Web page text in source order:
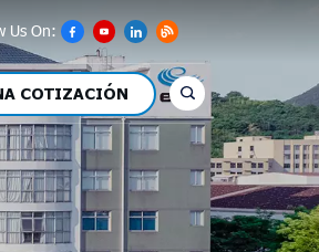
Us On:
COTIZACIÓN